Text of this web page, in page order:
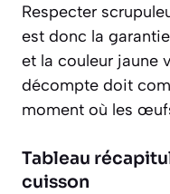
Respecter
est donc la
et la couleur jaune
décompte doit
moment où les
Tableau
cuisson